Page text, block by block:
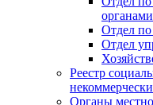
органами
Отдел по
Отдел
Реестр
Органы